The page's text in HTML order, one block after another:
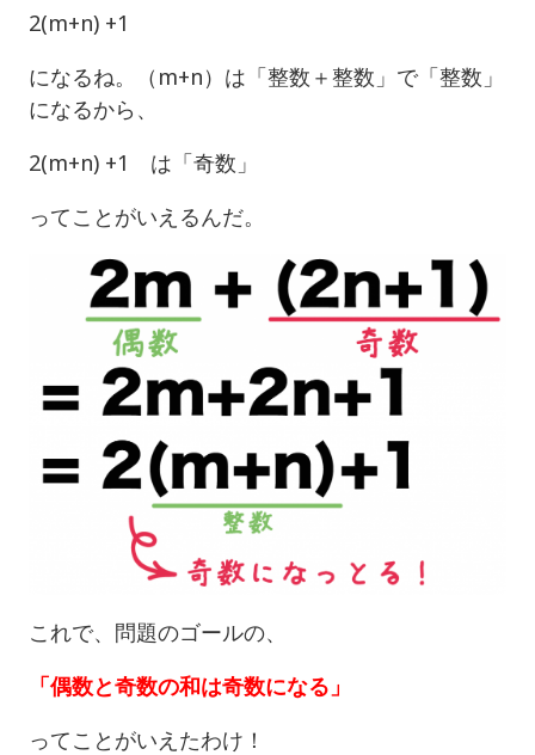
2(m+n) +1
になるね。（m+n）は「整数＋整数」で「整数」
になるから、
2(m+n) +1 は「奇数」
ってことがいえるんだ。
これで、問題のゴールの、
「偶数と奇数の和は奇数になる」
ってことがいえたわけ！